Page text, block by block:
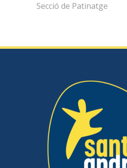
Secció de Patinatge